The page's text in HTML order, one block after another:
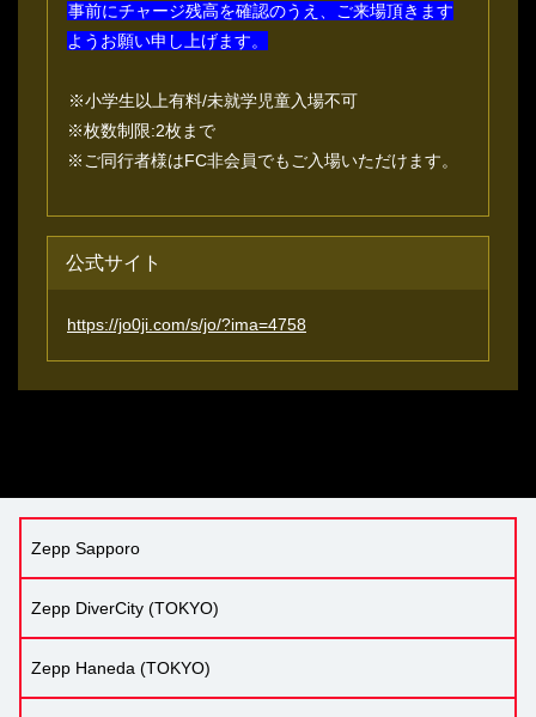
事前にチャージ残高を確認のうえ、ご来場頂きます
ようお願い申し上げます。
※小学生以上有料/未就学児童入場不可
※枚数制限:2枚まで
※ご同行者様はFC非会員でもご入場いただけます。
公式サイト
https://jo0ji.com/s/jo/?ima=4758
Zepp Sapporo
Zepp DiverCity (TOKYO)
Zepp Haneda (TOKYO)